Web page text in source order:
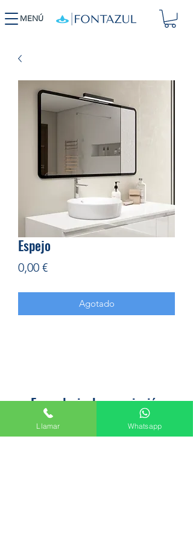
MENÚ
Espejo
0,00 €Precio
Agotado
Formulario de suscripción
Llamar Whatsapp